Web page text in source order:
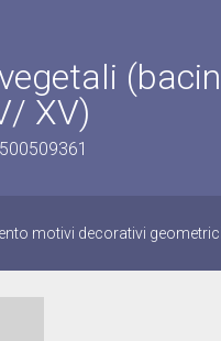
XV)
motivi decorativi